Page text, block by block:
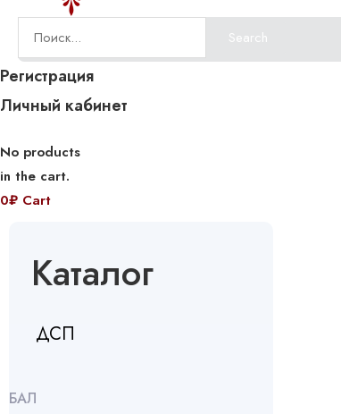
Search
Регистрация
Личный кабинет
No products
in the cart.
0₽ Cart
Каталог
ДСП
БАЛ